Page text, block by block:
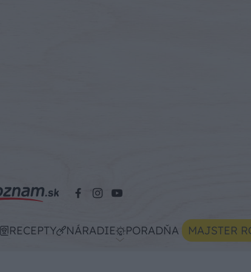
RECEPTY NÁRADIE PORADŇA MAJSTER